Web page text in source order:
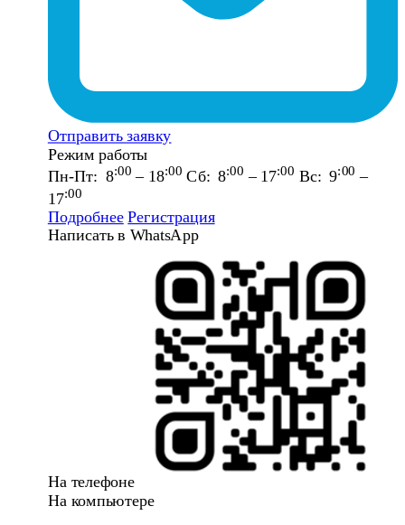
Отправить заявку
Режим работы
Пн-Пт: 8:00 – 18:00 Сб: 8:00 – 17:00 Вс: 9:00 –
17:00
Подробнее Регистрация
Написать в WhatsApp
На телефоне
На компьютере